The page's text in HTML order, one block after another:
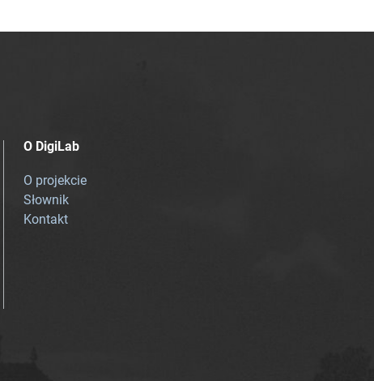
O DigiLab
O projekcie
Słownik
Kontakt